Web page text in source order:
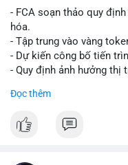
- FCA soạn thảo quy
hóa.
- Tập trung vào vàng
- Dự kiến công bố tiến
- Quy định ảnh hưởng thị
#binancesquare
Đọc thêm